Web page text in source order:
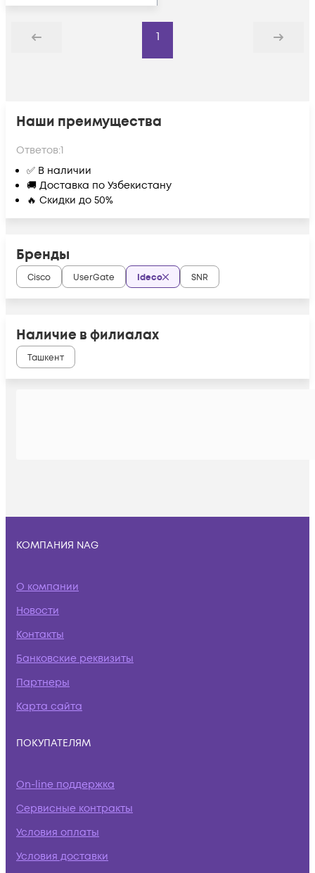
Назад
1
Дальше
Наши преимущества
Ответов:1
✅ В наличии
🚚 Доставка по Узбекистану
🔥 Скидки до 50%
Бренды
Cisco UserGate Ideco SNR
Наличие в филиалах
Ташкент
КОМПАНИЯ NAG
О компании
Новости
Контакты
Банковские реквизиты
Партнеры
Карта сайта
ПОКУПАТЕЛЯМ
On-line поддержка
Сервисные контракты
Условия оплаты
Условия доставки